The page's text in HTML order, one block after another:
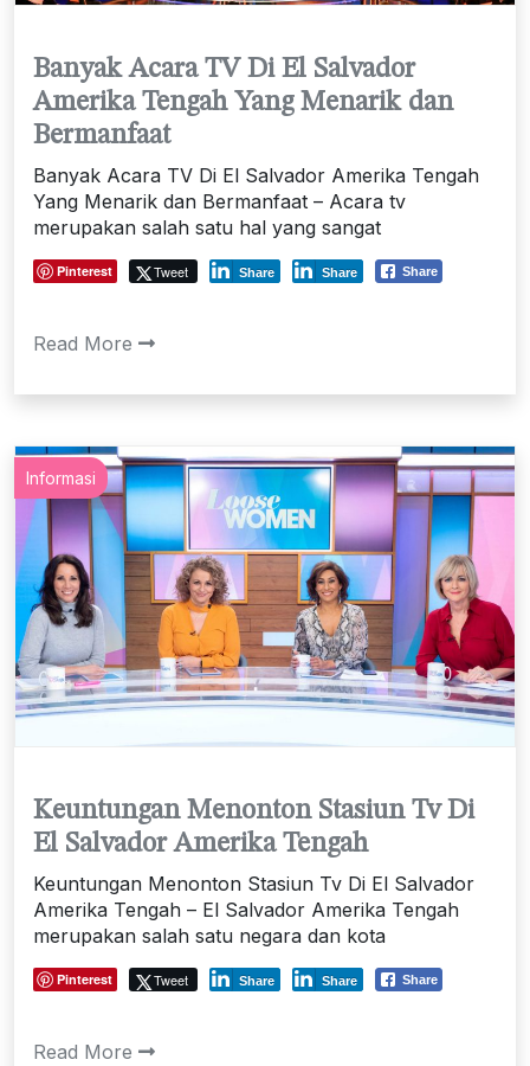
Banyak Acara TV Di El Salvador
Amerika Tengah Yang Menarik dan
Bermanfaat
Banyak Acara TV Di El Salvador Amerika Tengah
Yang Menarik dan Bermanfaat – Acara tv
merupakan salah satu hal yang sangat
Pinterest Tweet Share Share Share
Read More
Informasi
Keuntungan Menonton Stasiun Tv Di
El Salvador Amerika Tengah
Keuntungan Menonton Stasiun Tv Di El Salvador
Amerika Tengah – El Salvador Amerika Tengah
merupakan salah satu negara dan kota
Pinterest Tweet Share Share Share
Read More